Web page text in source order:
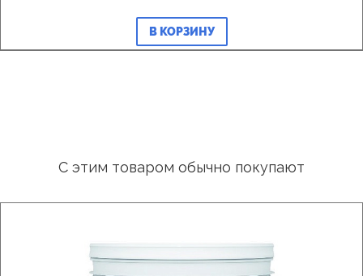
В КОРЗИНУ
С этим товаром обычно покупают